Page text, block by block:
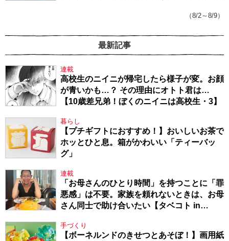
（8/2～8/9）
最新記事
連載
高校生のニイニが帰宅したら様子が変。お顔
が青いかも…？ その理由にオトト君は…
【10歳差兄弟！ぼくのニイニは高校生・3】
暮らし
【プチギフトにおすすめ！】おいしいお茶で
ホッとひと息。箱がかわいい「ティーバッ
グ」
連載
「お母さんのひとり時間」を持つことに「罪
悪感」は不要。家族を頼れないときは、お母
さん同士で助け合いたい【タベコト in
手づくり
【ボーネルンドのきせつとあそぼ！】画用紙